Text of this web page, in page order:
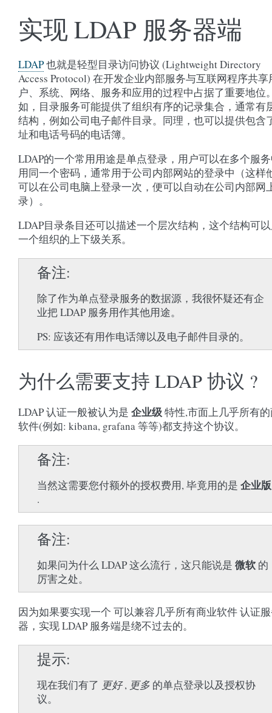
实现 LDAP 服务器端
LDAP也就是轻型目录访问协议 (Lightweight Directory
Access Protocol) 在开发企业内部服务与互联网程序共享
户、系统、网络、服务和应用的过程中占据了重要地位
如，目录服务可能提供了组织有序的记录集合，通常有
结构，例如公司电子邮件目录。同理，也可以提供包含
址和电话号码的电话簿。
LDAP的一个常用用途是单点登录，用户可以在多个服
用同一个密码，通常用于公司内部网站的登录中（这样
可以在公司电脑上登录一次，便可以自动在公司内部网
录）。
LDAP目录条目还可以描述一个层次结构，这个结构可
一个组织的上下级关系。
备注
除了作为单点登录服务的数据源，我很怀疑还有企
业把 LDAP 服务用作其他用途。
PS: 应该还有用作电话簿以及电子邮件目录的。
为什么需要支持 LDAP 协议 ?
LDAP 认证一般被认为是 企业级特性,市面上几乎所有
软件(例如: kibana, grafana 等等)都支持这个协议。
备注
当然这需要您付额外的授权费用, 毕竟用的是 企业版
.
备注
如果问为什么 LDAP 这么流行，这只能说是 微软 的
厉害之处。
因为如果要实现一个 可以兼容几乎所有商业软件 认证
器，实现 LDAP 服务端是绕不过去的。
提示
现在我们有了 更好, 更多 的单点登录以及授权协
议。